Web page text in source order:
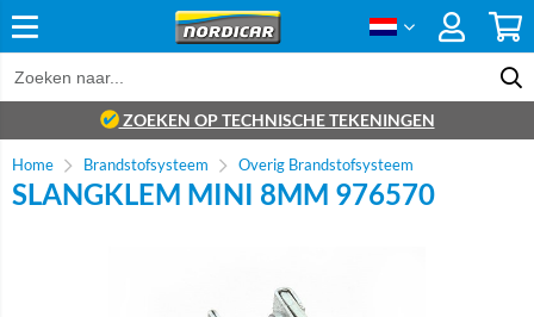
ZOEKEN OP TECHNISCHE TEKENINGEN
Home Brandstofsysteem Overig Brandstofsysteem
SLANGKLEM MINI 8MM 976570